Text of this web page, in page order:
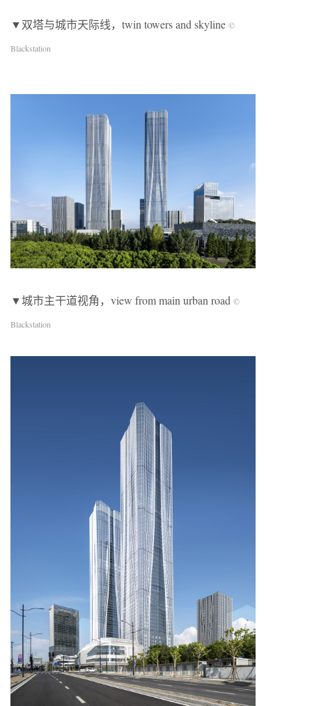
▼双塔与城市天际线，twin towers and skyline ©
Blackstation
▼城市主干道视角，view from main urban road ©
Blackstation